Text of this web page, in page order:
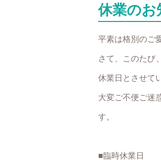
休業のお
平素は格別のご
さて、このたび
休業日とさせて
大変ご不便ご迷
す。
■臨時休業日